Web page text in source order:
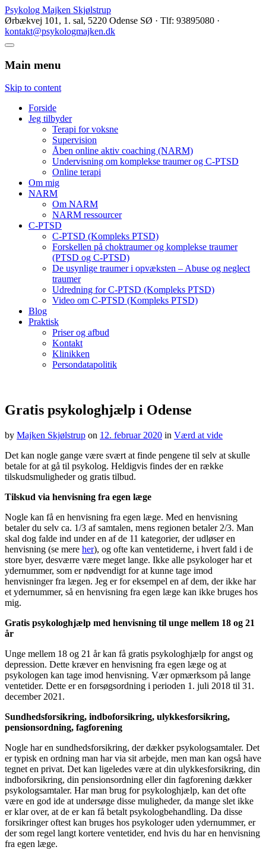
Psykolog Majken Skjølstrup
Ørbækvej 101, 1. sal, 5220 Odense SØ · Tlf: 93895080 ·
kontakt@psykologmajken.dk
Main menu
Skip to content
Forside
Jeg tilbyder
Terapi for voksne
Supervision
Åben online aktiv coaching (NARM)
Undervisning om komplekse traumer og C-PTSD
Online terapi
Om mig
NARM
Om NARM
NARM ressourcer
C-PTSD
C-PTSD (Kompleks PTSD)
Forskellen på choktraumer og komplekse traumer
(PTSD og C-PTSD)
De usynlige traumer i opvæksten – Abuse og neglect
traumer
Udredning for C-PTSD (Kompleks PTSD)
Video om C-PTSD (Kompleks PTSD)​
Blog
Praktisk
Priser og afbud
Kontakt
Klinikken
Persondatapolitik
Gratis psykologhjælp i Odense
by Majken Skjølstrup on 12. februar 2020 in Værd at vide
Det kan nogle gange være svært at finde pengene til selv at skulle
betale for at gå til psykolog. Heldigvis findes der en række
tilskudsmuligheder og gratis tilbud.
Tilskud via henvisning fra egen læge
Nogle kan få en henvisning fra egen læge. Med en henvisning
betaler du selv ca. 1/3 af samtalen, mens regionen betaler 2/3. Man
skal dog falde ind under en af de 11 kategorier, der udløser en
henvisning (se mere her), og ofte kan ventetiderne, i hvert fald i de
store byer, desværre være meget lange. Ikke alle psykologer har et
ydernummer, som er nødvendigt for at kunne tage imod
henvisninger fra lægen. Jeg er for eksempel en af dem, der ikke har
et ydernummer, så en henvisning fra egen læge kan ikke bruges hos
mig.
Gratis psykologhjælp med henvisning til unge mellem 18 og 21
år
Unge mellem 18 og 21 år kan få gratis psykologhjælp for angst og
depression. Dette kræver en henvisning fra egen læge og at
psykologen kan tage imod henvisning. Vær opmærksom på lange
ventetider. Dette er en forsøgsordning i perioden 1. juli 2018 til 31.
december 2021.
Sundhedsforsikring, indboforsikring, ulykkesforsikring,
pensionsordning, fagforening
Nogle har en sundhedsforsikring, der dækker psykologsamtaler. Det
er typisk en ordning man har via sit arbejde, men man kan også have
tegnet en privat. Det kan ligeledes være at din ulykkesforsikring, din
indboforsikring, din pensionsordning eller din fagforening dækker
psykologsamtaler. Har man brug for psykologhjælp, kan det ofte
være en god ide at undersøge disse muligheder, da mange slet ikke
er klar over, at de er kan få betalt psykologbehandling. Da disse
forsikringer oftest kan bruges hos psykologer uden ydernummer, er
der som regel langt kortere ventetider, end hvis du har en henvisning
fra egen læge.